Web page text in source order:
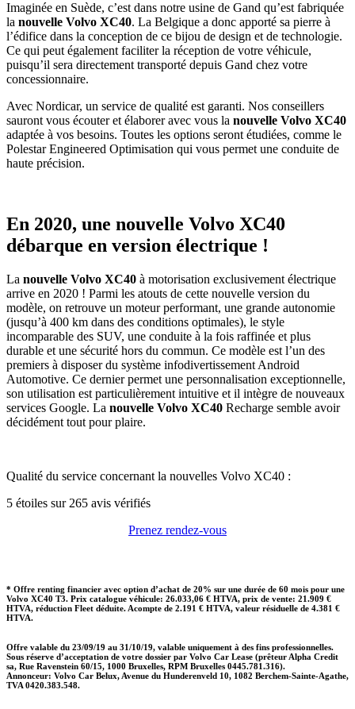
Imaginée en Suède, c’est dans notre usine de Gand qu’est fabriquée
la nouvelle Volvo XC40. La Belgique a donc apporté sa pierre à
l’édifice dans la conception de ce bijou de design et de technologie.
Ce qui peut également faciliter la réception de votre véhicule,
puisqu’il sera directement transporté depuis Gand chez votre
concessionnaire.
Avec Nordicar, un service de qualité est garanti. Nos conseillers
sauront vous écouter et élaborer avec vous la nouvelle Volvo XC40
adaptée à vos besoins. Toutes les options seront étudiées, comme le
Polestar Engineered Optimisation qui vous permet une conduite de
haute précision.
En 2020, une nouvelle Volvo XC40
débarque en version électrique !
La nouvelle Volvo XC40 à motorisation exclusivement électrique
arrive en 2020 ! Parmi les atouts de cette nouvelle version du
modèle, on retrouve un moteur performant, une grande autonomie
(jusqu’à 400 km dans des conditions optimales), le style
incomparable des SUV, une conduite à la fois raffinée et plus
durable et une sécurité hors du commun. Ce modèle est l’un des
premiers à disposer du système infodivertissement Android
Automotive. Ce dernier permet une personnalisation exceptionnelle,
son utilisation est particulièrement intuitive et il intègre de nouveaux
services Google. La nouvelle Volvo XC40 Recharge semble avoir
décidément tout pour plaire.
Qualité du service concernant la nouvelles Volvo XC40 :
5 étoiles sur 265 avis vérifiés
Prenez rendez-vous
* Offre renting financier avec option d’achat de 20% sur une durée de 60 mois pour une
Volvo XC40 T3. Prix catalogue véhicule: 26.033,06 € HTVA, prix de vente: 21.909 €
HTVA, réduction Fleet déduite. Acompte de 2.191 € HTVA, valeur résiduelle de 4.381 €
HTVA.
Offre valable du 23/09/19 au 31/10/19, valable uniquement à des fins professionnelles.
Sous réserve d’acceptation de votre dossier par Volvo Car Lease (prêteur Alpha Credit
sa, Rue Ravenstein 60/15, 1000 Bruxelles, RPM Bruxelles 0445.781.316).
Annonceur: Volvo Car Belux, Avenue du Hunderenveld 10, 1082 Berchem-Sainte-Agathe,
TVA 0420.383.548.